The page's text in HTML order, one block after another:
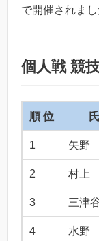
で開催されま
個人戦 競
順 位
1 矢野
2 村
3 三津
4 水野